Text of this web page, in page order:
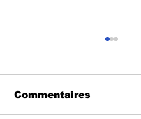
Commentaires